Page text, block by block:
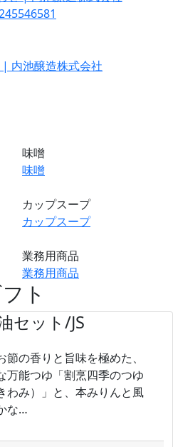
味噌
味噌
カップスープ
カップスープ
業務用商品
業務用商品
ト
セット/JS
節の香りと旨味を極めた、
万能つゆ「割烹四季のつゆ
わみ）」と、本みりんと風
な…